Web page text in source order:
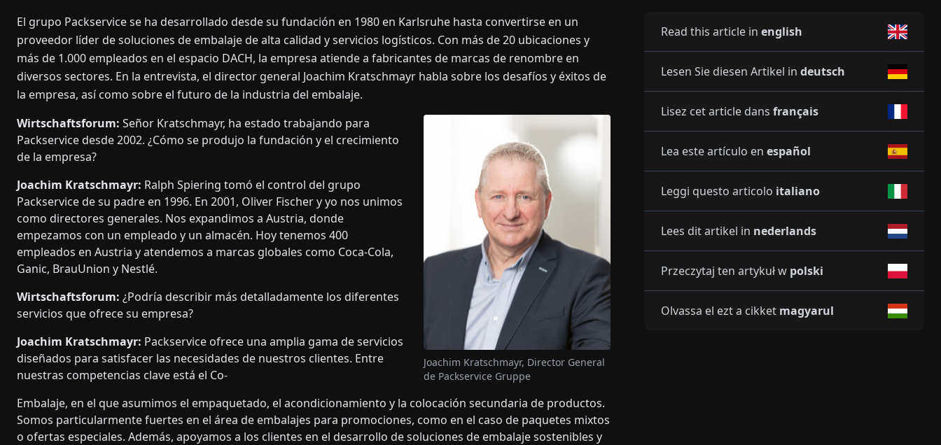
El grupo Packservice se ha desarrollado desde su fundación en 1980 en Karlsruhe hasta convertirse en un
proveedor líder de soluciones de embalaje de alta calidad y servicios logísticos. Con más de 20 ubicaciones y
más de 1.000 empleados en el espacio DACH, la empresa atiende a fabricantes de marcas de renombre en
diversos sectores. En la entrevista, el director general Joachim Kratschmayr habla sobre los desafíos y éxitos de
la empresa, así como sobre el futuro de la industria del embalaje.
Wirtschaftsforum: Señor Kratschmayr, ha estado trabajando para
Packservice desde 2002. ¿Cómo se produjo la fundación y el crecimiento
de la empresa?
Joachim Kratschmayr: Ralph Spiering tomó el control del grupo
Packservice de su padre en 1996. En 2001, Oliver Fischer y yo nos unimos
como directores generales. Nos expandimos a Austria, donde
empezamos con un empleado y un almacén. Hoy tenemos 400
empleados en Austria y atendemos a marcas globales como Coca-Cola,
Ganic, BrauUnion y Nestlé.
Wirtschaftsforum: ¿Podría describir más detalladamente los diferentes
servicios que ofrece su empresa?
Joachim Kratschmayr: Packservice ofrece una amplia gama de servicios
diseñados para satisfacer las necesidades de nuestros clientes. Entre
nuestras competencias clave está el Co-
Joachim Kratschmayr, Director General
de Packservice Gruppe
Embalaje, en el que asumimos el empaquetado, el acondicionamiento y la colocación secundaria de productos.
Somos particularmente fuertes en el área de embalajes para promociones, como en el caso de paquetes mixtos
o ofertas especiales. Además, apoyamos a los clientes en el desarrollo de soluciones de embalaje sostenibles y
Read this article in english
Lesen Sie diesen Artikel in deutsch
Lisez cet article dans français
Lea este artículo en español
Leggi questo articolo italiano
Lees dit artikel in nederlands
Przeczytaj ten artykuł w polski
Olvassa el ezt a cikket magyarul